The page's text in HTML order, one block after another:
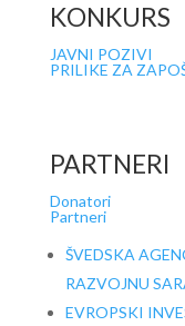
KONKURS
JAVNI POZIVI
PRILIKE ZA
PARTNERI
Donatori
Partneri
ŠVEDSKA
RAZVOJNU
EVROPSKI